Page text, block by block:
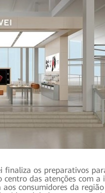
finaliza os preparativos
centro das atenções com
aos consumidores da